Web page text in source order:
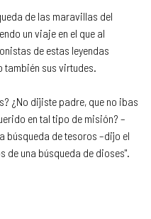
de las maravillas del
un viaje en el que al
de estas leyendas
también sus virtudes.
¿No dijiste padre, que no ibas
en tal tipo de misión? –
búsqueda de tesoros –dijo el
de una búsqueda de dioses".